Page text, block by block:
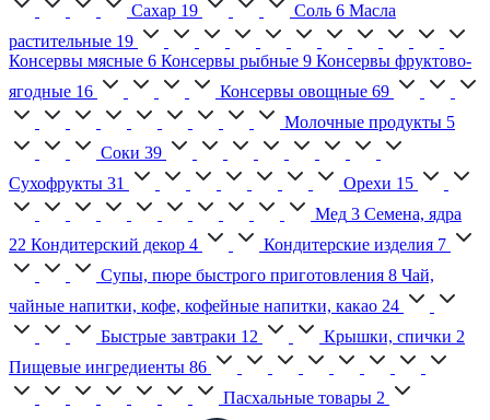
Сахар 19 Соль 6 Масла
растительные 19
Консервы мясные 6 Консервы рыбные 9 Консервы фруктово-
ягодные 16 Консервы овощные 69
Молочные продукты 5
Соки 39
Сухофрукты 31 Орехи 15
Мед 3 Семена, ядра
22 Кондитерский декор 4 Кондитерские изделия 7
Супы, пюре быстрого приготовления 8 Чай,
чайные напитки, кофе, кофейные напитки, какао 24
Быстрые завтраки 12 Крышки, спички 2
Пищевые ингредиенты 86
Пасхальные товары 2